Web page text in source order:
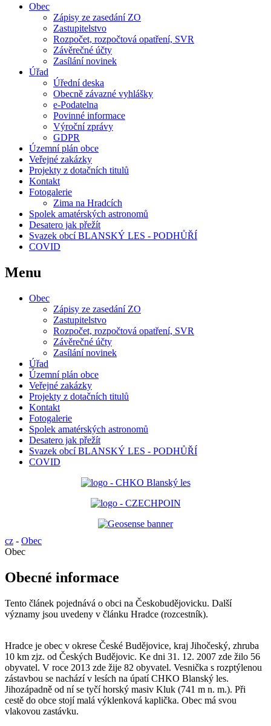
Obec
Zápisy ze zasedání ZO
Zastupitelstvo
Rozpočet, rozpočtová opatření, SVR
Závěrečné účty
Zasílání novinek
Úřad
Úřední deska
Obecně závazné vyhlášky
e-Podatelna
Povinné informace
Výroční zprávy
GDPR
Územní plán obce
Veřejné zakázky
Projekty z dotačních titulů
Kontakt
Fotogalerie
Zima na Hradcích
Spolek amatérských astronomů
Desatero jak přežít
Svazek obcí BLANSKÝ LES - PODHŮŘÍ
COVID
Menu
Obec
Zápisy ze zasedání ZO
Zastupitelstvo
Rozpočet, rozpočtová opatření, SVR
Závěrečné účty
Zasílání novinek
Úřad
Územní plán obce
Veřejné zakázky
Projekty z dotačních titulů
Kontakt
Fotogalerie
Spolek amatérských astronomů
Desatero jak přežít
Svazek obcí BLANSKÝ LES - PODHŮŘÍ
COVID
cz - Obec
Obec
Obecné informace
Tento článek pojednává o obci na Českobudějovicku. Další
významy jsou uvedeny v článku Hradce (rozcestník).
Hradce je obec v okrese České Budějovice, kraj Jihočeský, zhruba
10 km zjz. od Českých Budějovic. Ke dni 31. 12. 2007 zde žilo 56
obyvatel. V roce 2013 zde žije 82 obyvatel. Vesnička s rozptýlenou
zástavbou se nachází v lesích na úpatí CHKO Blanský les.
Jihozápadně od ní se tyčí horský masiv Kluk (741 m n. m.). Při
cestě do obce stojí malá výklenková kaplička. Obec má svou
vlakovou zastávku.